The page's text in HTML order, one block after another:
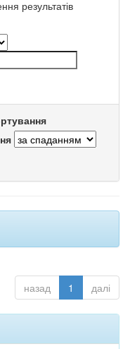
результатів
назад 1 далі